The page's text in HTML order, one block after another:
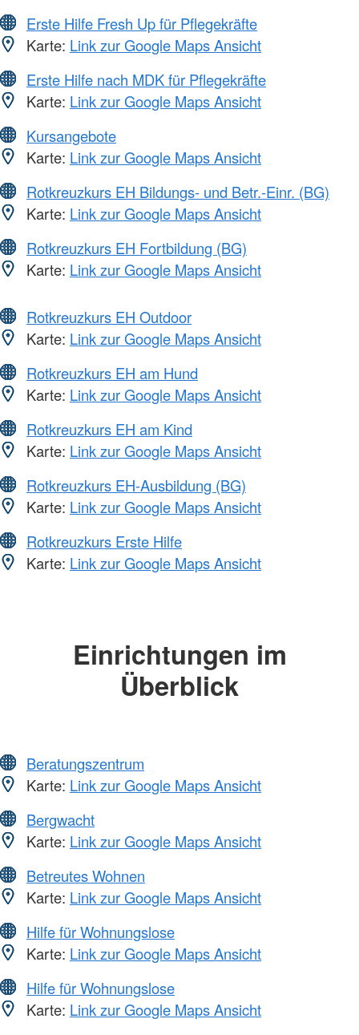
Erste Hilfe Fresh Up für Pflegekräfte
Karte: Link zur Google Maps Ansicht
Erste Hilfe nach MDK für Pflegekräfte
Karte: Link zur Google Maps Ansicht
Kursangebote
Karte: Link zur Google Maps Ansicht
Rotkreuzkurs EH Bildungs- und Betr.-Einr. (BG)
Karte: Link zur Google Maps Ansicht
Rotkreuzkurs EH Fortbildung (BG)
Karte: Link zur Google Maps Ansicht
Rotkreuzkurs EH Outdoor
Karte: Link zur Google Maps Ansicht
Rotkreuzkurs EH am Hund
Karte: Link zur Google Maps Ansicht
Rotkreuzkurs EH am Kind
Karte: Link zur Google Maps Ansicht
Rotkreuzkurs EH-Ausbildung (BG)
Karte: Link zur Google Maps Ansicht
Rotkreuzkurs Erste Hilfe
Karte: Link zur Google Maps Ansicht
Einrichtungen im
Überblick
Beratungszentrum
Karte: Link zur Google Maps Ansicht
Bergwacht
Karte: Link zur Google Maps Ansicht
Betreutes Wohnen
Karte: Link zur Google Maps Ansicht
Hilfe für Wohnungslose
Karte: Link zur Google Maps Ansicht
Hilfe für Wohnungslose
Karte: Link zur Google Maps Ansicht